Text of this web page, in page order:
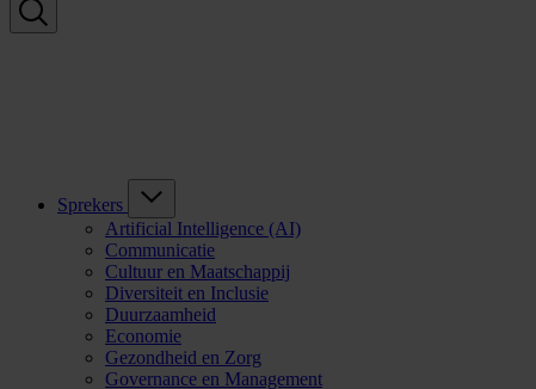
Sprekers
Artificial Intelligence (AI)
Communicatie
Cultuur en Maatschappij
Diversiteit en Inclusie
Duurzaamheid
Economie
Gezondheid en Zorg
Governance en Management